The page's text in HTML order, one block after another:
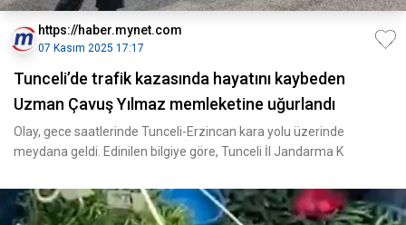
https://haber.mynet.com
07 Kasım 2025 17:17
Tunceli’de trafik kazasında hayatını kaybeden
Uzman Çavuş Yılmaz memleketine uğurlandı
Olay, gece saatlerinde Tunceli-Erzincan kara yolu üzerinde
meydana geldi. Edinilen bilgiye göre, Tunceli İl Jandarma K